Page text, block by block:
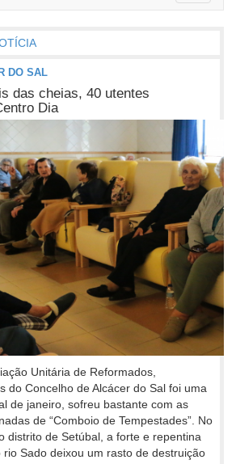
DO SAL
das cheias, 40 utentes
Dia
Unitária de Reformados,
do Concelho de Alcácer do Sal foi uma
de janeiro, sofreu bastante com as
de “Comboio de Tempestades”. No
distrito de Setúbal, a forte e repentina
Sado deixou um rasto de destruição